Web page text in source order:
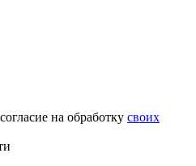
на обработку своих